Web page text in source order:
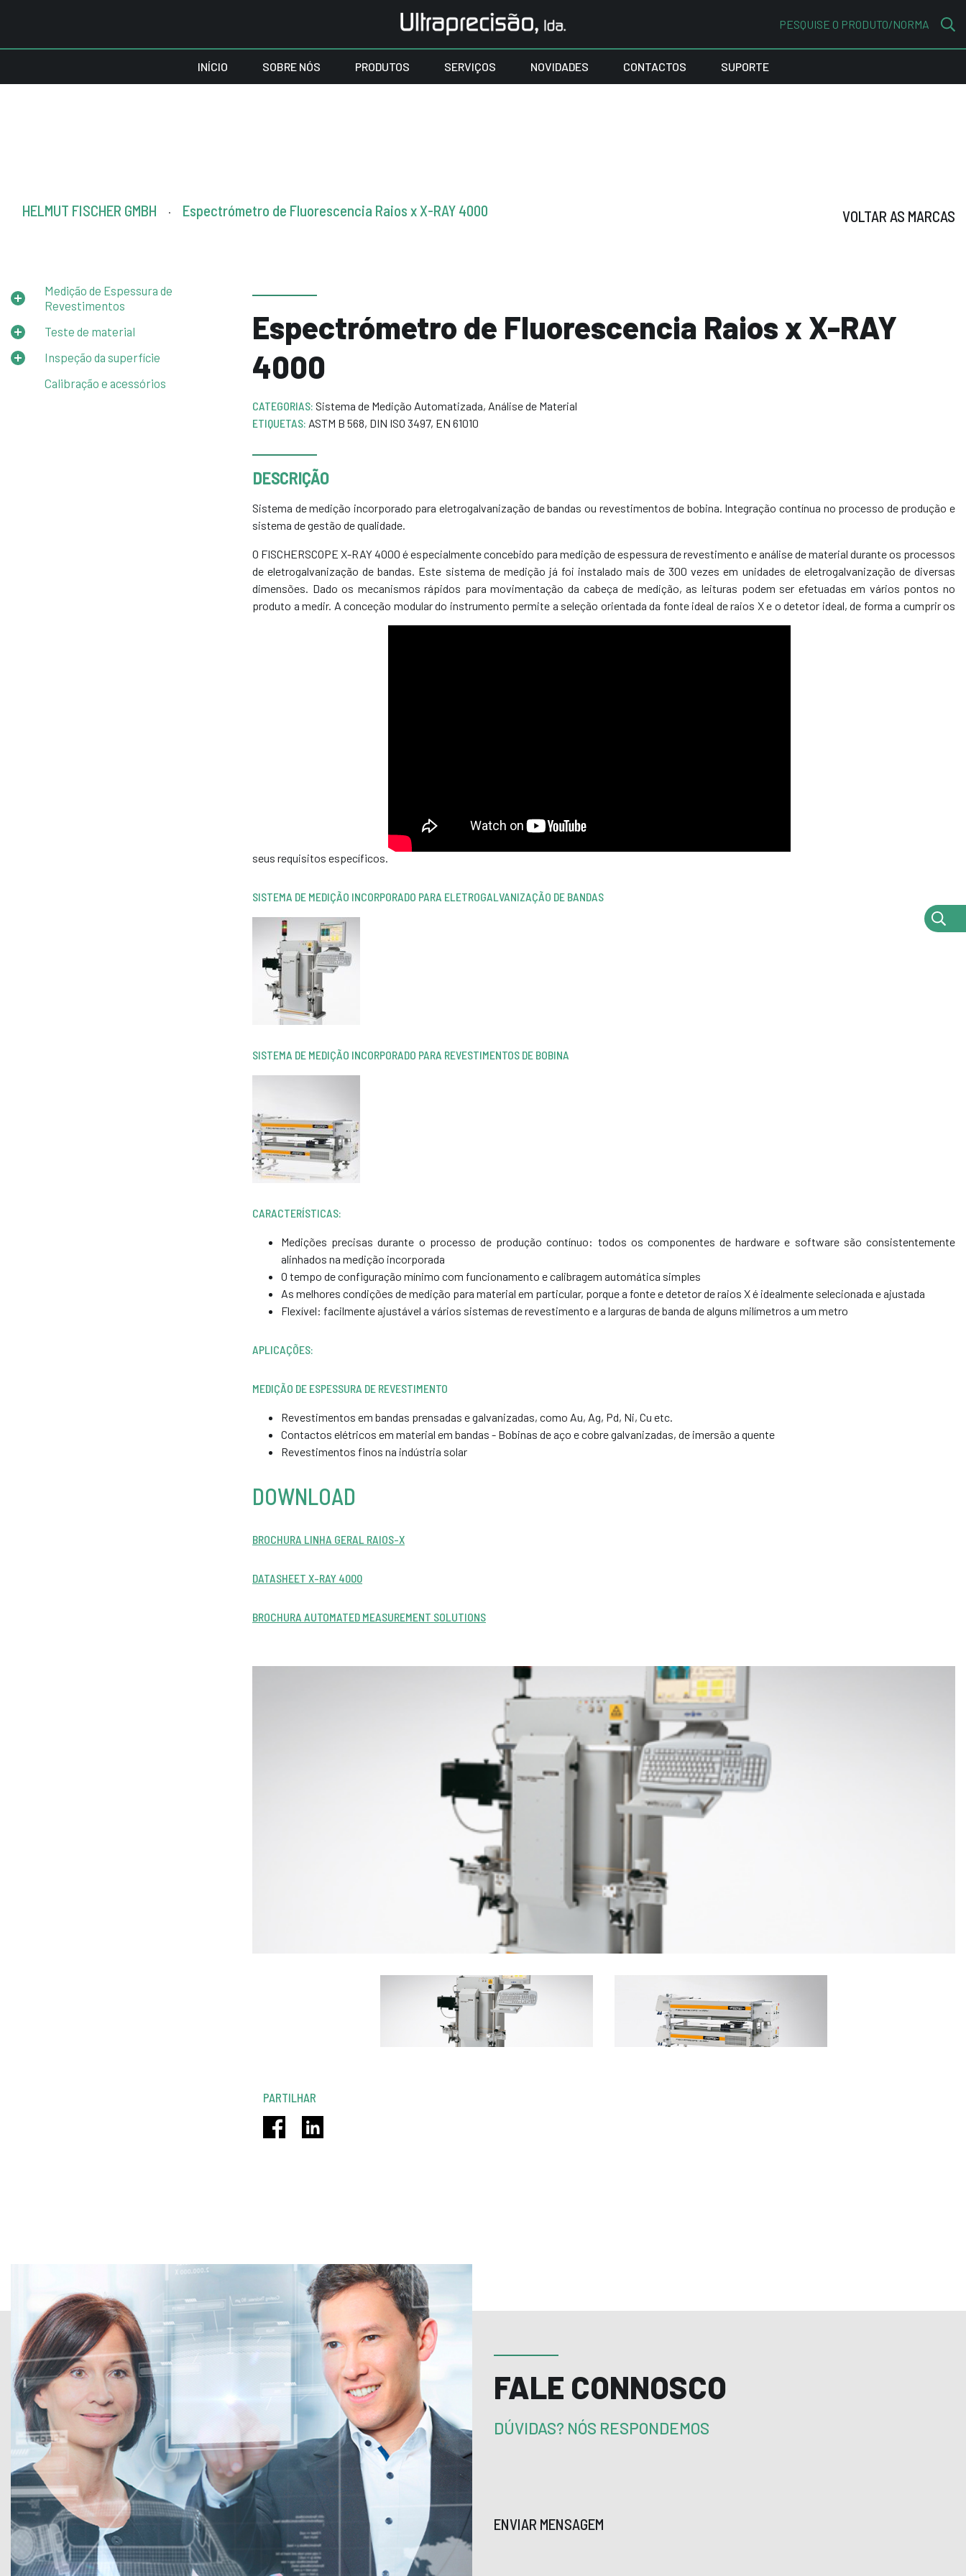
PESQUISE O PRODUTO/NORMA
INÍCIO SOBRE NÓS PRODUTOS SERVIÇOS NOVIDADES CONTACTOS SUPORTE
HELMUT FISCHER GMBH . Espectrómetro de Fluorescencia Raios x X-RAY 4000 VOLTAR AS MARCAS
Medição de Espessura de
Revestimentos
Teste de material
Inspeção da superfície
Calibração e acessórios
PARTILHAR
Espectrómetro de Fluorescencia Raios x X-RAY
4000
CATEGORIAS: Sistema de Medição Automatizada, Análise de Material
ETIQUETAS: ASTM B 568, DIN ISO 3497, EN 61010
DESCRIÇÃO
Sistema de medição incorporado para eletrogalvanização de bandas ou revestimentos de bobina. Integração contínua no processo de produção e
sistema de gestão de qualidade.
O FISCHERSCOPE X-RAY 4000 é especialmente concebido para medição de espessura de revestimento e análise de material durante os processos
de eletrogalvanização de bandas. Este sistema de medição já foi instalado mais de 300 vezes em unidades de eletrogalvanização de diversas
dimensões. Dado os mecanismos rápidos para movimentação da cabeça de medição, as leituras podem ser efetuadas em vários pontos no
produto a medir. A conceção modular do instrumento permite a seleção orientada da fonte ideal de raios X e o detetor ideal, de forma a cumprir os
seus requisitos específicos.
SISTEMA DE MEDIÇÃO INCORPORADO PARA ELETROGALVANIZAÇÃO DE BANDAS
SISTEMA DE MEDIÇÃO INCORPORADO PARA REVESTIMENTOS DE BOBINA
CARACTERÍSTICAS:
Medições precisas durante o processo de produção contínuo: todos os componentes de hardware e software são consistentemente
alinhados na medição incorporada
O tempo de configuração mínimo com funcionamento e calibragem automática simples
As melhores condições de medição para material em particular, porque a fonte e detetor de raios X é idealmente selecionada e ajustada
Flexível: facilmente ajustável a vários sistemas de revestimento e a larguras de banda de alguns milímetros a um metro
APLICAÇÕES:
MEDIÇÃO DE ESPESSURA DE REVESTIMENTO
Revestimentos em bandas prensadas e galvanizadas, como Au, Ag, Pd, Ni, Cu etc.
Contactos elétricos em material em bandas - Bobinas de aço e cobre galvanizadas, de imersão a quente
Revestimentos finos na indústria solar
DOWNLOAD
BROCHURA LINHA GERAL RAIOS-X
DATASHEET X-RAY 4000
BROCHURA AUTOMATED MEASUREMENT SOLUTIONS
FALE CONNOSCO
DÚVIDAS? NÓS RESPONDEMOS
ENVIAR MENSAGEM